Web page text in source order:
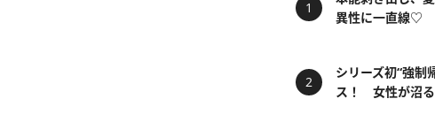
異性に一直線♡
シリーズ初“強制
ス！ 女性が沼